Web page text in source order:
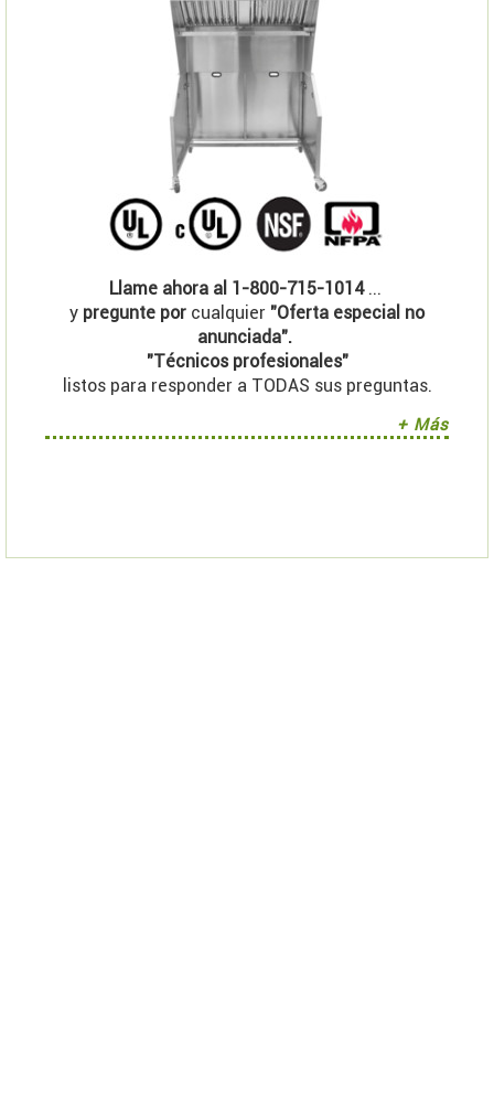
Llame ahora al 1-800-715-1014...
y pregunte por cualquier "Oferta especial no
anunciada".
"Técnicos profesionales"
listos para responder a TODAS sus preguntas.
+ Más